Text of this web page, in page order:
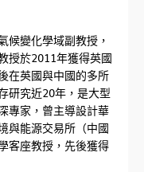
候變化學域副教授，
授於2011年獲得英國
在英國與中國的多所
研究近20年，是大型
專家，曾主導設計華
與能源交易所（中國
客座教授，先後獲得